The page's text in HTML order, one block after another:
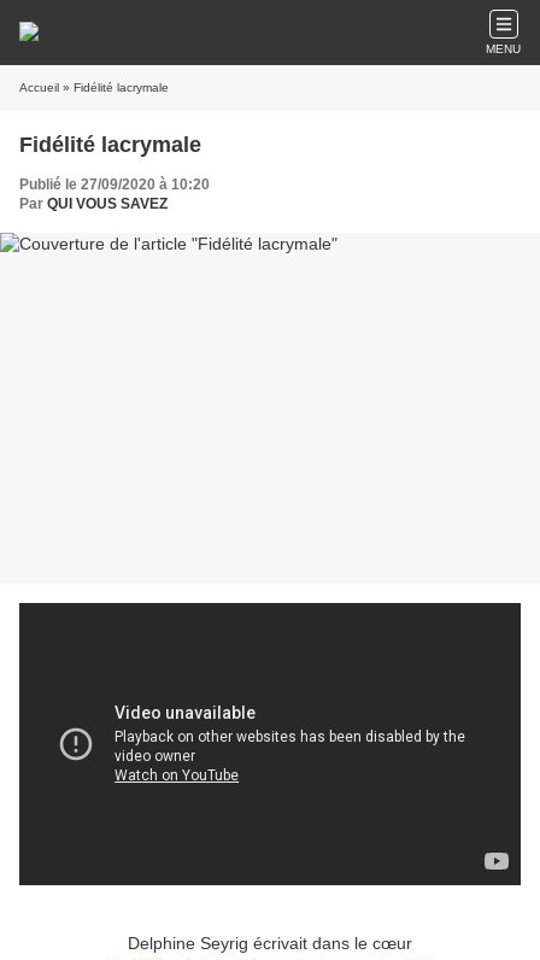
MENU
Accueil » Fidélité lacrymale
Fidélité lacrymale
Publié le 27/09/2020 à 10:20
Par QUI VOUS SAVEZ
Delphine Seyrig écrivait dans le cœur